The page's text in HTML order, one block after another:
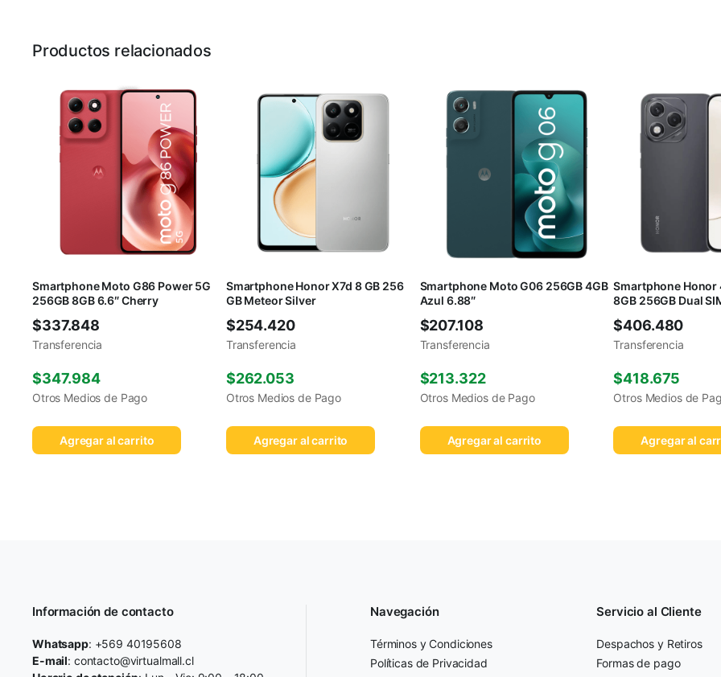
Productos relacionados
Smartphone Moto G86 Power 5G
256GB 8GB 6.6″ Cherry
$337.848
Transferencia
$347.984
Otros Medios de Pago
Agregar al carrito
Smartphone Honor X7d 8 GB 256
GB Meteor Silver
$254.420
Transferencia
$262.053
Otros Medios de Pago
Agregar al carrito
Smartphone Moto G06 256GB 4GB
Azul 6.88″
$207.108
Transferencia
$213.322
Otros Medios de Pago
Agregar al carrito
Smartphone Honor
8GB 256GB Dual
$406.480
Transferencia
$418.675
Otros Medios de
Agregar al
Información de contacto
Whatsapp: +569 40195608
E-mail: contacto@virtualmall.cl
Navegación
Términos y Condiciones
Políticas de Privacidad
Servicio al Cliente
Despachos y Retiros
Formas de pago